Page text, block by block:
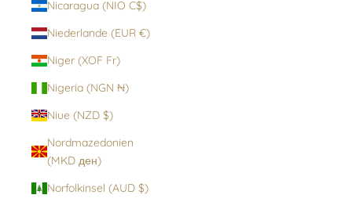
Nicaragua (NIO C$)
Niederlande (EUR €)
Niger (XOF Fr)
Nigeria (NGN ₦)
Niue (NZD $)
Nordmazedonien
(MKD ден)
Norfolkinsel (AUD $)